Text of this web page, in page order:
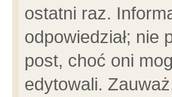
ostatni raz.
odpowiedział; nie
post, choć oni
edytowali.